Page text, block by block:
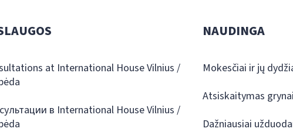
at International House Vilnius /
в International House Vilnius /
NAUDINGA
Mokesčiai ir jų
Atsiskaitymas
Dažniausiai